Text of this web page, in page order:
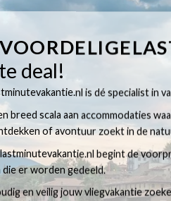
deal!
is dé specialist in
breed scala aan accommodaties
of avontuur zoekt in de
begint de
er worden gedeeld.
en veilig jouw vliegvakantie